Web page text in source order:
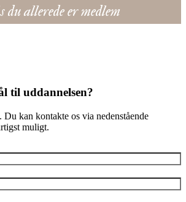
allerede er medlem
til uddannelsen?
kan kontakte os via nedenstående
muligt.